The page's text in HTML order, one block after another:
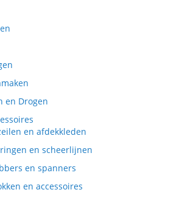
en Drogen
en afdekkleden
en scheerlijnen
en spanners
en accessoires